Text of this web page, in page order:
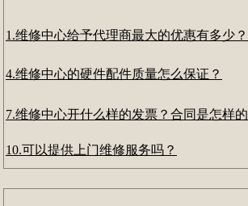
1.维修中心给予代理商最大的优惠有多少？
4.维修中心的硬件配件质量怎么保证？
7.维修中心开什么样的发票？合同是怎样的
10.可以提供上门维修服务吗？